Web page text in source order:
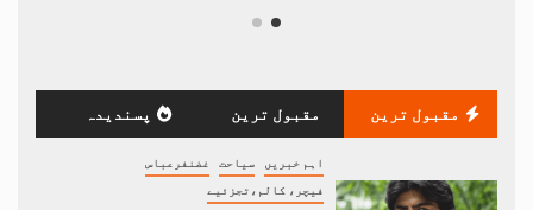
مقبول ترین مقبول ترین پسندیدہ
اہم خبریں سیاحت غضنفرعباس
فیچر، کالم،تجزئیے